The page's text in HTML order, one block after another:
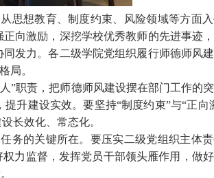
思想教育、制度约束、风险领域等方面
向激励，深挖学校优秀教师的先进事迹
发力。各二级学院党组织履行师德师风
局。
”职责，把师德师风建设摆在部门工作的
升建设实效。要坚持“制度约束”与“正向
长效化、常态化。
务的关键所在。要压实二级党组织主体
力监督，发挥党员干部领头雁作用，做好